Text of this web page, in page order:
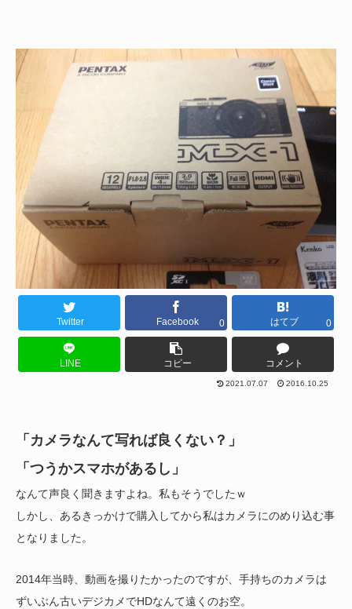
Twitter Facebook 0 はてブ 0
LINE コピー コメント
2021.07.07 2016.10.25
「カメラなんて写れば良くない？」
「つうかスマホがあるし」
なんて声良く聞きますよね。私もそうでしたｗ
しかし、あるきっかけで購入してから私はカメラにのめり込む事
となりました。
2014年当時、動画を撮りたかったのですが、手持ちのカメラは
ずいぶん古いデジカメでHDなんて遠くのお空。